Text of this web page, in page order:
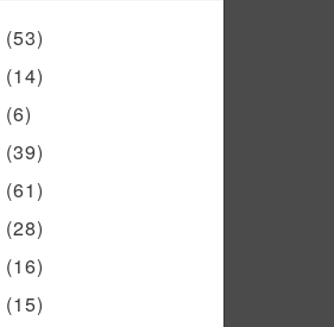
(53)
(14)
(6)
(39)
(61)
(28)
(16)
(15)